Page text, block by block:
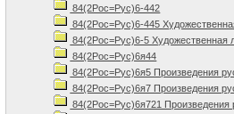
84(2Рос=Рус)6-442
84(2Рос=Рус)6-445
84(2Рос=Рус)6-5 Художественная
84(2Рос=Рус)6я44
84(2Рос=Рус)6я5 Произведения
84(2Рос=Рус)6я7 Произведения
84(2Рос=Рус)6я721 Произведения